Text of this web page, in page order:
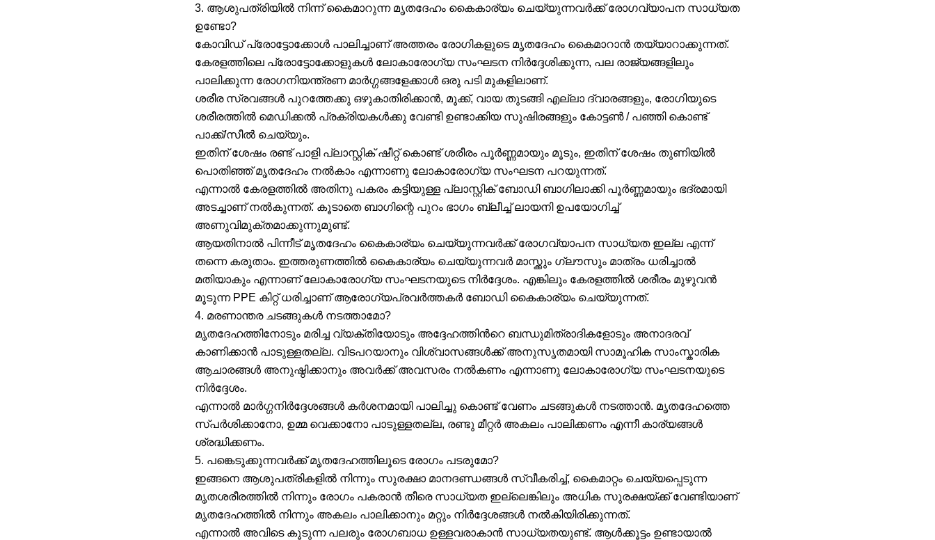
3. ആശുപത്രിയിൽ നിന്ന് കൈമാറുന്ന മൃതദേഹം കൈകാര്യം ചെയ്യുന്നവർക്ക് രോഗവ്യാപന സാധ്യത
ഉണ്ടോ?
കോവിഡ് പ്രോട്ടോക്കോൾ പാലിച്ചാണ് അത്തരം രോഗികളുടെ മൃതദേഹം കൈമാറാൻ തയ്യാറാക്കുന്നത്.
കേരളത്തിലെ പ്രോട്ടോക്കോളുകൾ ലോകാരോഗ്യ സംഘടന നിർദ്ദേശിക്കുന്ന, പല രാജ്യങ്ങളിലും
പാലിക്കുന്ന രോഗനിയന്ത്രണ മാർഗ്ഗങ്ങളേക്കാൾ ഒരു പടി മുകളിലാണ്.
ശരീര സ്രവങ്ങൾ പുറത്തേക്കു ഒഴുകാതിരിക്കാൻ, മൂക്ക്, വായ തുടങ്ങി എല്ലാ ദ്വാരങ്ങളും, രോഗിയുടെ
ശരീരത്തിൽ മെഡിക്കൽ പ്രക്രിയകൾക്കു വേണ്ടി ഉണ്ടാക്കിയ സുഷിരങ്ങളും കോട്ടൺ / പഞ്ഞി കൊണ്ട്
പാക്ക്/സീൽ ചെയ്യും.
ഇതിന് ശേഷം രണ്ട് പാളി പ്ലാസ്റ്റിക് ഷീറ്റ് കൊണ്ട് ശരീരം പൂർണ്ണമായും മൂടും, ഇതിന് ശേഷം തുണിയിൽ
പൊതിഞ്ഞ് മൃതദേഹം നൽകാം എന്നാണു ലോകാരോഗ്യ സംഘടന പറയുന്നത്.
എന്നാൽ കേരളത്തിൽ അതിനു പകരം കട്ടിയുള്ള പ്ലാസ്റ്റിക് ബോഡി ബാഗിലാക്കി പൂർണ്ണമായും ഭദ്രമായി
അടച്ചാണ് നൽകുന്നത്. കൂടാതെ ബാഗിന്റെ പുറം ഭാഗം ബ്ലീച്ച് ലായനി ഉപയോഗിച്ച്
അണുവിമുക്തമാക്കുന്നുമുണ്ട്.
ആയതിനാൽ പിന്നീട് മൃതദേഹം കൈകാര്യം ചെയ്യുന്നവർക്ക് രോഗവ്യാപന സാധ്യത ഇല്ല എന്ന്
തന്നെ കരുതാം. ഇത്തരുണത്തിൽ കൈകാര്യം ചെയ്യുന്നവർ മാസ്ക്കും ഗ്ലൗസും മാത്രം ധരിച്ചാൽ
മതിയാകും എന്നാണ് ലോകാരോഗ്യ സംഘടനയുടെ നിർദ്ദേശം. എങ്കിലും കേരളത്തിൽ ശരീരം മുഴുവൻ
മൂടുന്ന PPE കിറ്റ് ധരിച്ചാണ് ആരോഗ്യപ്രവർത്തകർ ബോഡി കൈകാര്യം ചെയ്യുന്നത്.
4. മരണാന്തര ചടങ്ങുകൾ നടത്താമോ?
മൃതദേഹത്തിനോടും മരിച്ച വ്യക്തിയോടും അദ്ദേഹത്തിൻറെ ബന്ധുമിത്രാദികളോടും അനാദരവ്
കാണിക്കാൻ പാടുള്ളതല്ല. വിടപറയാനും വിശ്വാസങ്ങൾക്ക് അനുസൃതമായി സാമൂഹിക സാംസ്കാരിക
ആചാരങ്ങൾ അനുഷ്ഠിക്കാനും അവർക്ക് അവസരം നൽകണം എന്നാണു ലോകാരോഗ്യ സംഘടനയുടെ
നിർദ്ദേശം.
എന്നാൽ മാർഗ്ഗനിർദ്ദേശങ്ങൾ കർശനമായി പാലിച്ചു കൊണ്ട് വേണം ചടങ്ങുകൾ നടത്താൻ. മൃതദേഹത്തെ
സ്പർശിക്കാനോ, ഉമ്മ വെക്കാനോ പാടുള്ളതല്ല, രണ്ടു മീറ്റർ അകലം പാലിക്കണം എന്നീ കാര്യങ്ങൾ
ശ്രദ്ധിക്കണം.
5. പങ്കെടുക്കുന്നവർക്ക് മൃതദേഹത്തിലൂടെ രോഗം പടരുമോ?
ഇങ്ങനെ ആശുപത്രികളിൽ നിന്നും സുരക്ഷാ മാനദണ്ഡങ്ങൾ സ്വീകരിച്ച്, കൈമാറ്റം ചെയ്യപ്പെടുന്ന
മൃതശരീരത്തിൽ നിന്നും രോഗം പകരാൻ തീരെ സാധ്യത ഇല്ലെങ്കിലും അധിക സുരക്ഷയ്ക്ക് വേണ്ടിയാണ്
മൃതദേഹത്തിൽ നിന്നും അകലം പാലിക്കാനും മറ്റും നിർദ്ദേശങ്ങൾ നൽകിയിരിക്കുന്നത്.
എന്നാൽ അവിടെ കൂടുന്ന പലരും രോഗബാധ ഉള്ളവരാകാൻ സാധ്യതയുണ്ട്. ആൾക്കൂട്ടം ഉണ്ടായാൽ